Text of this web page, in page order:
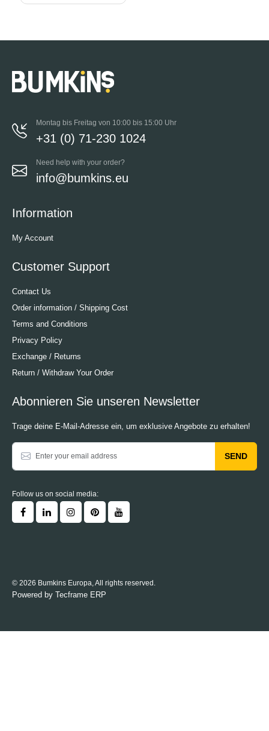
Montag bis Freitag von 10:00 bis 15:00 Uhr
+31 (0) 71-230 1024
Need help with your order?
info@bumkins.eu
Information
My Account
Customer Support
Contact Us
Order information / Shipping Cost
Terms and Conditions
Privacy Policy
Exchange / Returns
Return / Withdraw Your Order
Abonnieren Sie unseren Newsletter
Trage deine E-Mail-Adresse ein, um exklusive Angebote zu erhalten!
SEND
Follow us on social media:
© 2026 Bumkins Europa, All rights reserved.
Powered by Tecframe ERP